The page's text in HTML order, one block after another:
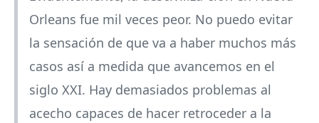
Orleans fue mil veces peor. No puedo evitar
la sensación de que va a haber muchos más
casos así a medida que avancemos en el
siglo XXI. Hay demasiados problemas al
acecho capaces de hacer retroceder a la